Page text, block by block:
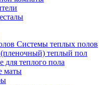
Системы теплых полов
теплый пол
теплого пола
маты